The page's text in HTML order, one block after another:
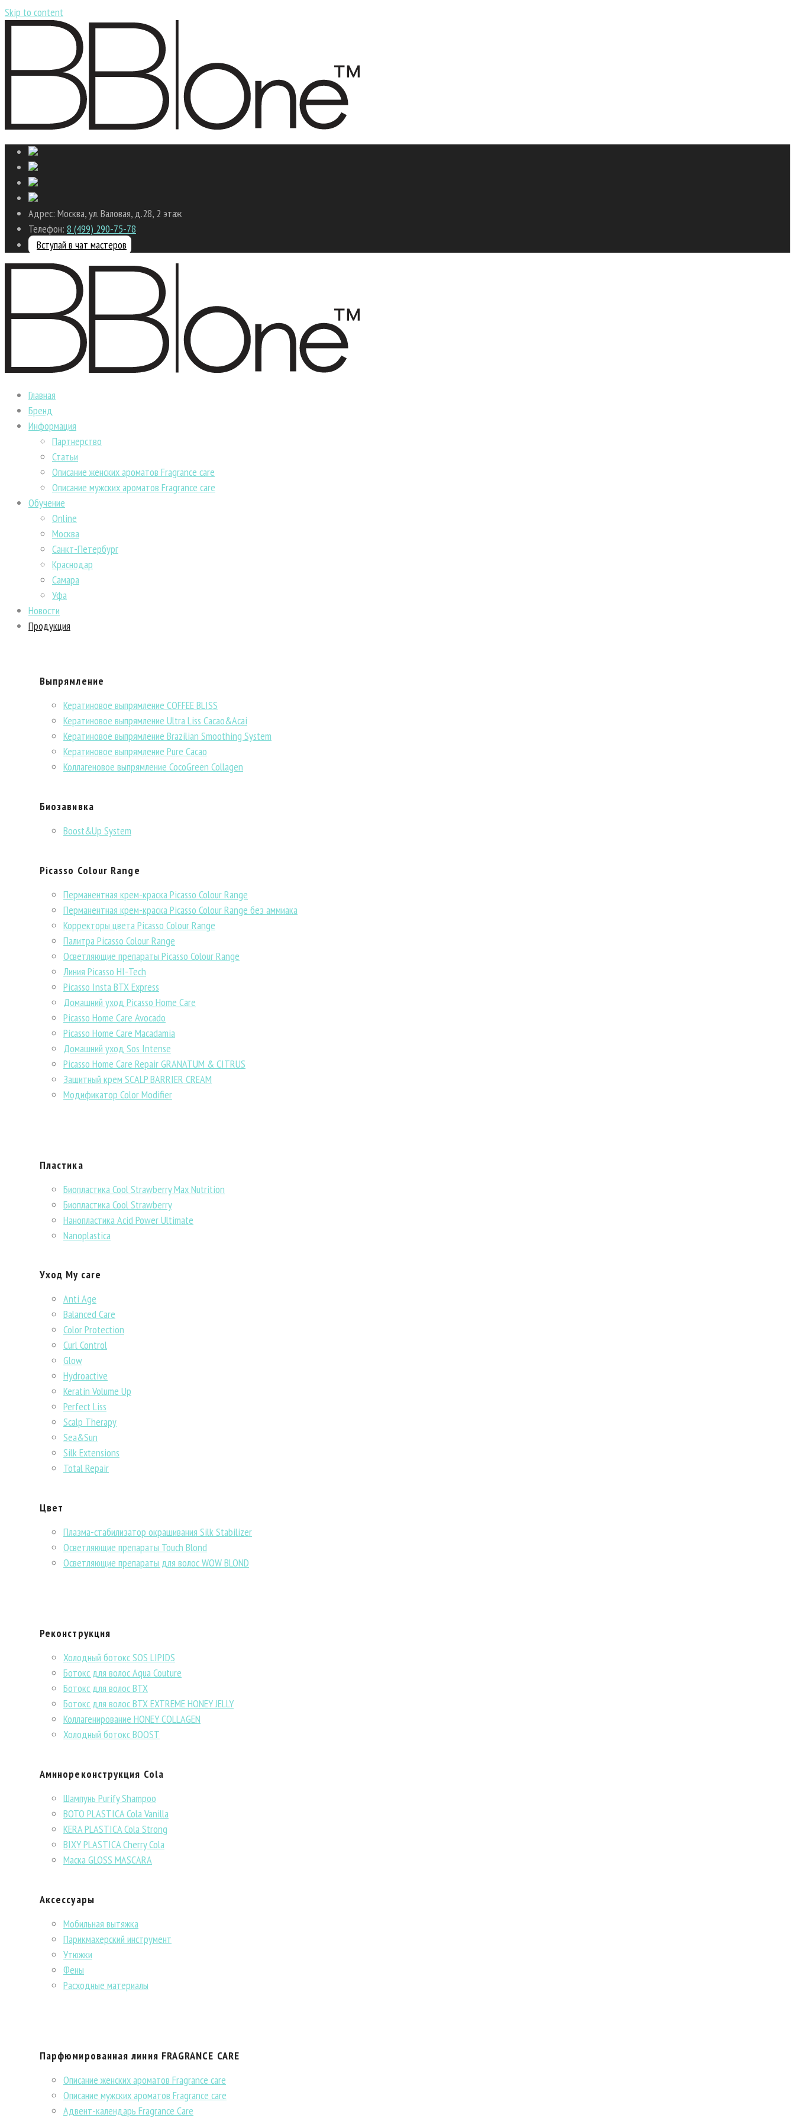
Skip to content
Адрес: Москва, ул. Валовая, д.28, 2 этаж
Телефон: 8 (499) 290-75-78
Вступай в чат мастеров
Главная
Бренд
Информация
Партнерство
Статьи
Описание женских ароматов Fragrance care
Описание мужских ароматов Fragrance care
Обучение
Online
Москва
Санкт-Петербург
Краснодар
Самара
Уфа
Новости
Продукция
Выпрямление
Кератиновое выпрямление COFFEE BLISS
Кератиновое выпрямление Ultra Liss Cacao&Acai
Кератиновое выпрямление Brazilian Smoothing System
Кератиновое выпрямление Pure Cacao
Коллагеновое выпрямление CocoGreen Collagen
Биозавивка
Boost&Up System
Picasso Colour Range
Перманентная крем-краска Picasso Colour Range
Перманентная крем-краска Picasso Colour Range без аммиака
Корректоры цвета Picasso Colour Range
Палитра Picasso Colour Range
Осветляющие препараты Picasso Colour Range
Линия Picasso HI-Tech
Picasso Insta BTX Express
Домашний уход Picasso Home Care
Picasso Home Care Avocado
Picasso Home Care Macadamia
Домашний уход Sos Intense
Picasso Home Care Repair GRANATUM & CITRUS
Защитный крем SCALP BARRIER CREAM
Модификатор Color Modifier
Пластика
Биопластика Cool Strawberry Max Nutrition
Биопластика Cool Strawberry
Нанопластика Acid Power Ultimate
Nanoplastica
Уход My care
Anti Age
Balanced Сare
Color Protection
Curl Control
Glow
Hydroactive
Keratin Volume Up
Perfect Liss
Scalp Therapy
Sea&Sun
Silk Extensions
Total Repair
Цвет
Плазма-стабилизатор окрашивания Silk Stabilizer
Осветляющие препараты Touch Blond
Осветляющие препараты для волос WOW BLOND
Реконструкция
Холодный ботокс SOS LIPIDS
Ботокс для волос Aqua Couture
Ботокс для волос BTX
Ботокс для волос BTX EXTREME HONEY JELLY
Коллагенирование HONEY COLLAGEN
Холодный ботокс BOOST
Аминореконструкция Cola
Шампунь Purify Shampoo
BOTO PLASTICA Cola Vanilla
KERA PLASTICA Cola Strong
BIXY PLASTICA Cherry Cola
Маска GLOSS MASCARA
Аксессуары
Мобильная вытяжка
Парикмахерский инструмент
Утюжки
Фены
Расходные материалы
Парфюмированная линия FRAGRANCE CARE
Описание женских ароматов Fragrance care
Описание мужских ароматов Fragrance care
Адвент-календарь Fragrance Care